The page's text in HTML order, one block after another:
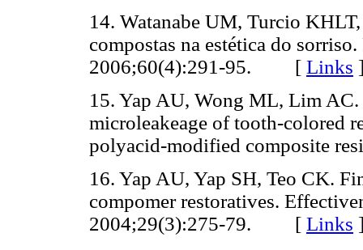
14. Watanabe UM, Turcio
compostas na estética do
2006;60(4):291-95. [ Links
15. Yap AU, Wong ML, Lim
microleakeage of tooth-colored
polyacid-modified composite
16. Yap AU, Yap SH, Teo CK.
compomer restoratives.
2004;29(3):275-79. [ Links